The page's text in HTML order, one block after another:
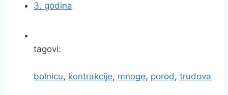
3. godina
tagovi:
bolnicu, kontrakcije, mnoge, porod, trudova